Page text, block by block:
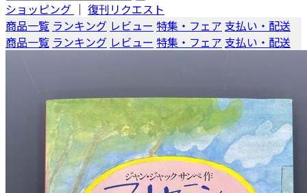
ショッピング ｜ 復刊リクエスト
商品一覧 ランキング レビュー 特集・フェア 支払い・配送
商品一覧 ランキング レビュー 特集・フェア 支払い・配送